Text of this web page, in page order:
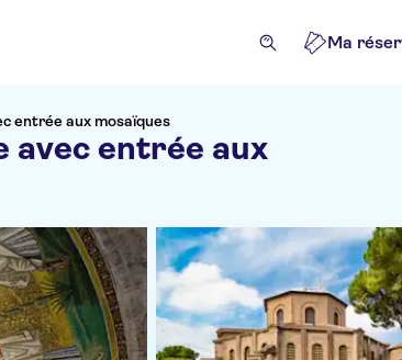
Ma
entrée aux mosaïques
avec entrée aux